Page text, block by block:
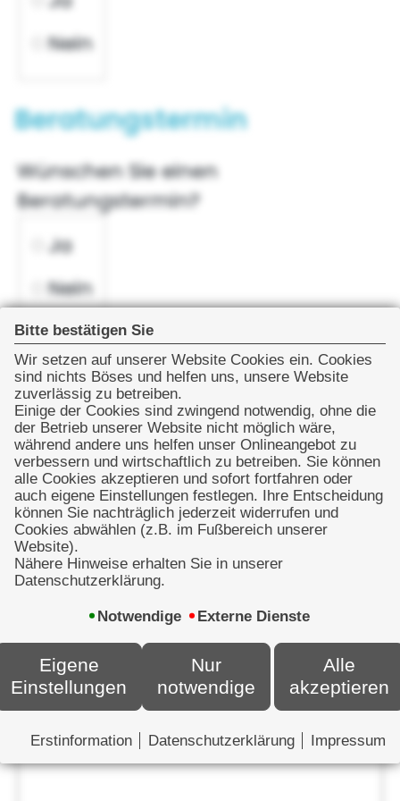
Bitte bestätigen Sie
Wir setzen auf unserer Website Cookies ein. Cookies
sind nichts Böses und helfen uns, unsere Website
zuverlässig zu betreiben.
Einige der Cookies sind zwingend notwendig, ohne die
der Betrieb unserer Website nicht möglich wäre,
während andere uns helfen unser Onlineangebot zu
verbessern und wirtschaftlich zu betreiben. Sie können
alle Cookies akzeptieren und sofort fortfahren oder
auch eigene Einstellungen festlegen. Ihre Entscheidung
können Sie nachträglich jederzeit widerrufen und
Cookies abwählen (z.B. im Fußbereich unserer
Website).
Nähere Hinweise erhalten Sie in unserer
Datenschutzerklärung.
Notwendige Externe Dienste
Eigene
Einstellungen
Nur
notwendige
Alle
akzeptieren
Erstinformation Datenschutzerklärung Impressum
Nein
Ihre Telefonnummer
Beratungstermin
Wünschen Sie einen
Beratungstermin?
Wünschen Sie einen
Ja
Nein
Ihr Wunschtermin
Ihre Mitteilung an uns
Mitteilung